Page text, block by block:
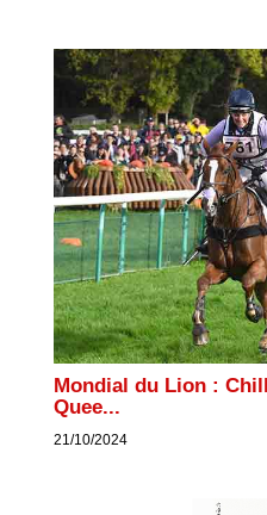
Mondial du Lion :
Quee...
21/10/2024